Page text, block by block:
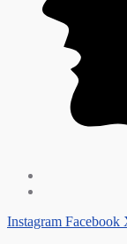
Instagram Facebook